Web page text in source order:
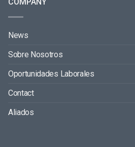
News
Sobre Nosotros
Oportunidades Laborales
Contact
Aliados